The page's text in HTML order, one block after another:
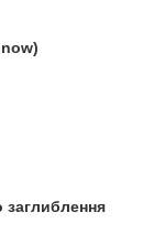
заглиблення